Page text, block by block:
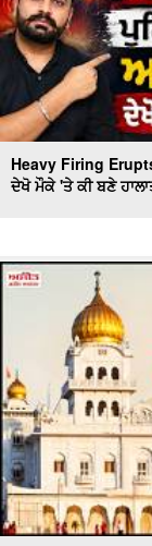
Heavy Firing
ਦੇਖੋ ਮੌਕੇ 'ਤੇ ਕੀ ਬਣੇ